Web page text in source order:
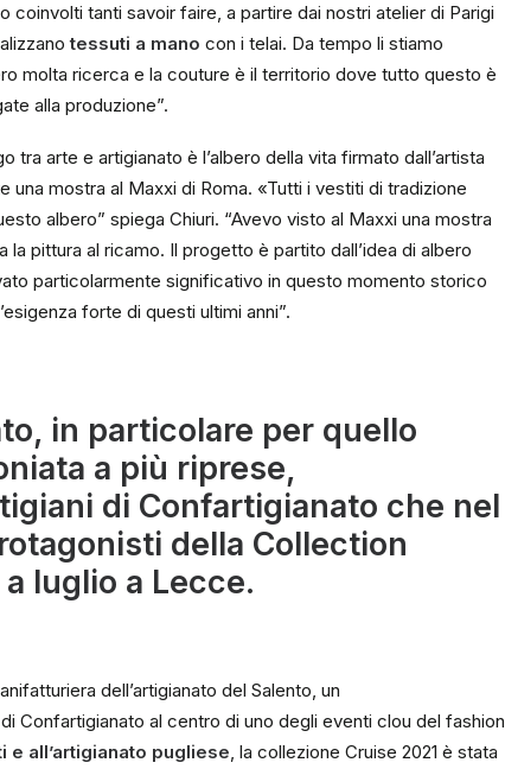
coinvolti tanti savoir faire, a partire dai nostri atelier di Parigi
tessuti a mano con i telai. Da tempo li stiamo
molta ricerca e la couture è il territorio dove tutto questo è
alla produzione”.
tra arte e artigianato è l’albero della vita firmato dall’artista
una mostra al Maxxi di Roma. «Tutti i vestiti di tradizione
albero” spiega Chiuri. “Avevo visto al Maxxi una mostra
pittura al ricamo. Il progetto è partito dall’idea di albero
particolarmente significativo in questo momento storico
forte di questi ultimi anni”.
in particolare per quello
a più riprese,
di Confartigianato che nel
della Collection
luglio a Lecce.
dell’artigianato del Salento, un
Confartigianato al centro di uno degli eventi clou del fashion
e all’artigianato pugliese, la collezione Cruise 2021 è stata